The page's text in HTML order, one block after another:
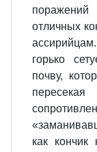
отличных
горько
почву,
как кончик